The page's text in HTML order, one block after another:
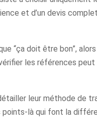
et d’un devis
“ça doit être bon”,
les références
leur méthode de
là qui font la